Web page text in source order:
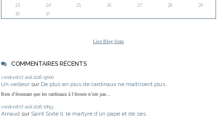
23
24 25 26 27 28
29
30
31
Live Blog Stats
COMMENTAIRES RÉCENTS
vendredi 07 août 2026 15h00
Un veilleur sur De plus en plus de cardinaux ne maîtrisent plus...
Rien d’étonnant que les cardinaux à l’écoute n’ont pas...
vendredi 07 août 2026 10h53
Arnaud sur Saint Sixte II, le martyre d'un pape et de ses...